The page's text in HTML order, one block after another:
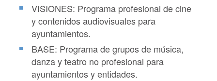
VISIONES: Programa profesional de cine
y contenidos audiovisuales para
ayuntamientos.
BASE: Programa de grupos de música,
danza y teatro no profesional para
ayuntamientos y entidades.